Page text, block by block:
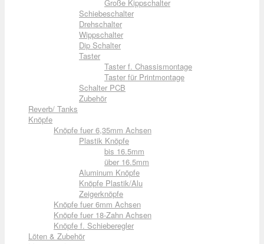
Große Kippschalter
Schiebeschalter
Drehschalter
Wippschalter
Dip Schalter
Taster
Taster f. Chassismontage
Taster für Printmontage
Schalter PCB
Zubehör
Reverb/ Tanks
Knöpfe
Knöpfe fuer 6,35mm Achsen
Plastik Knöpfe
bis 16.5mm
über 16.5mm
Aluminum Knöpfe
Knöpfe Plastik/Alu
Zeigerknöpfe
Knöpfe fuer 6mm Achsen
Knöpfe fuer 18-Zahn Achsen
Knöpfe f. Schieberegler
Löten & Zubehör